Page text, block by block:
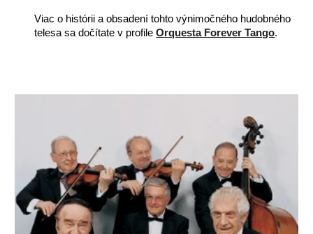
Viac o histórii a obsadení tohto výnimočného hudobného
telesa sa dočítate v profileOrquesta Forever Tango.